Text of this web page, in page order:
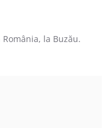
la Buzău.